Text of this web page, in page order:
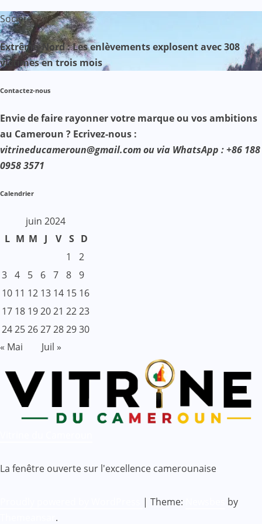
Société
Extrême-Nord : Les enlèvements explosent avec 308
victimes en trois mois
Contactez-nous
Envie de faire rayonner votre marque ou vos ambitions
au Cameroun ? Ecrivez-nous :
vitrineducameroun@gmail.com ou via WhatsApp : +86 188
0958 3571
Calendrier
juin 2024
L M M J V S D
1
2
3 4 5 6 7 8 9
10 11 12 13 14 15 16
17 18 192021 2223
24252627282930
« Mai
Juil »
La fenêtre ouverte sur l'excellence camerounaise
| Theme:
by
.